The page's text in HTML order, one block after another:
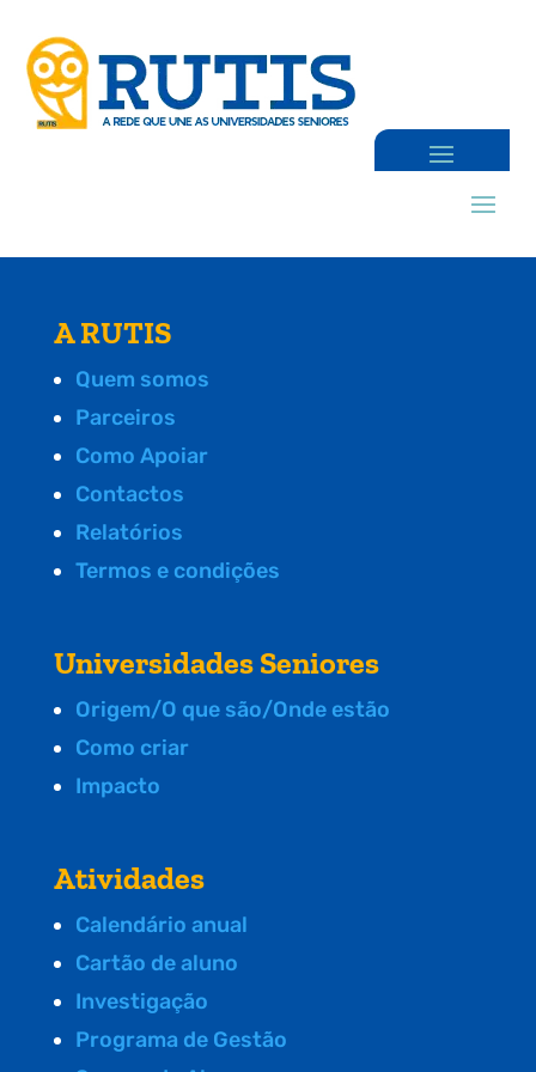
A RUTIS
Quem somos
Parceiros
Como Apoiar
Contactos
Relatórios
Termos e condições
Universidades Seniores
Origem/O que são/Onde estão
Como criar
Impacto
Atividades
Calendário anual
Cartão de aluno
Investigação
Programa de Gestão